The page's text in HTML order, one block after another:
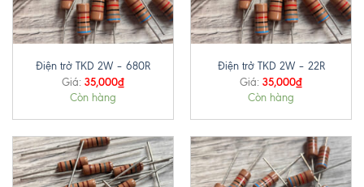
Điện trở TKD 2W – 680R
Giá: 35,000₫
Còn hàng
Điện trở TKD 2W – 22R
Giá: 35,000₫
Còn hàng